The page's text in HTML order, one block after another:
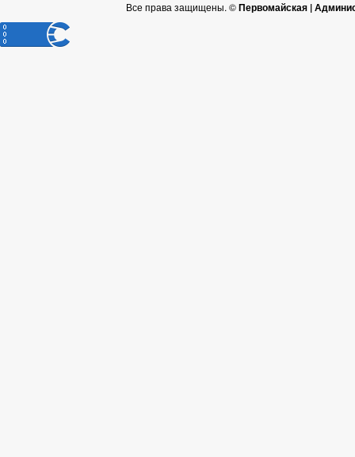
Все права защищены. ©Первомайская |